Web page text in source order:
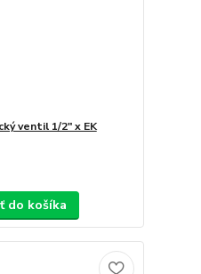
ventil 1/2" x EK
do košíka